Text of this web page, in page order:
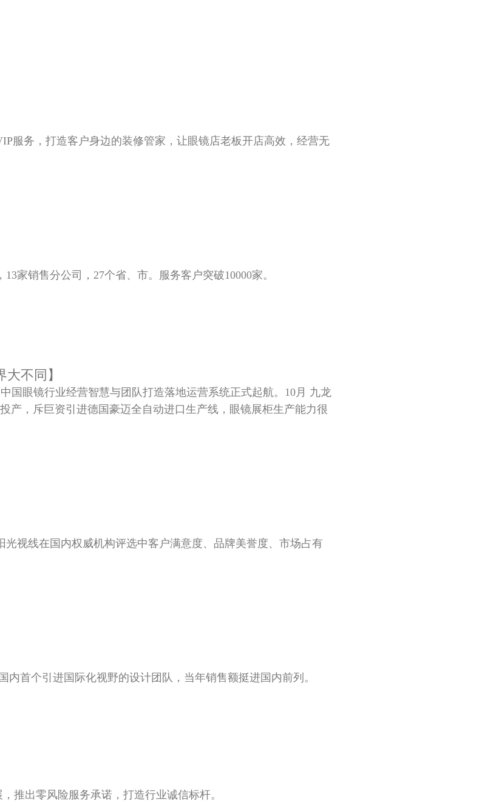
服务，打造客户身边的装修管家，让眼镜店老板开店高效，经营无
家销售分公司，27个省、市。服务客户突破10000家。
不同】
国眼镜行业经营智慧与团队打造落地运营系统正式起航。10月 九龙
产，斥巨资引进德国豪迈全自动进口生产线，眼镜展柜生产能力很
光视线在国内权威机构评选中客户满意度、品牌美誉度、市场占有
内首个引进国际化视野的设计团队，当年销售额挺进国内前列。
推出零风险服务承诺，打造行业诚信标杆。